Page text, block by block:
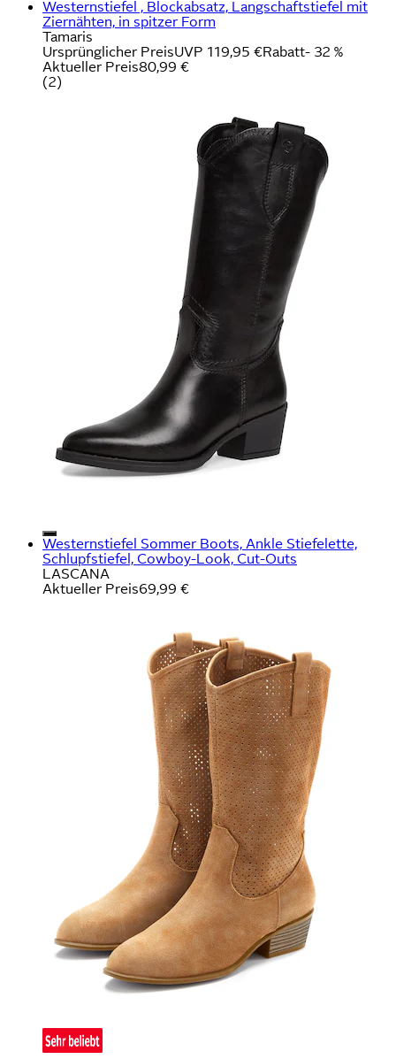
Westernstiefel , Blockabsatz, Langschaftstiefel mit
Ziernähten, in spitzer Form
Tamaris
Ursprünglicher PreisUVP 119,95 €Rabatt- 32 %
Aktueller Preis80,99 €
(2)
Westernstiefel Sommer Boots, Ankle Stiefelette,
Schlupfstiefel, Cowboy-Look, Cut-Outs
LASCANA
Aktueller Preis69,99 €